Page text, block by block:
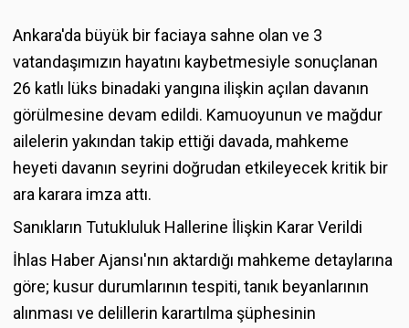
Ankara'da büyük bir faciaya sahne olan ve 3
vatandaşımızın hayatını kaybetmesiyle sonuçlanan
26 katlı lüks binadaki yangına ilişkin açılan davanın
görülmesine devam edildi. Kamuoyunun ve mağdur
ailelerin yakından takip ettiği davada, mahkeme
heyeti davanın seyrini doğrudan etkileyecek kritik bir
ara karara imza attı.
Sanıkların Tutukluluk Hallerine İlişkin Karar Verildi
İhlas Haber Ajansı'nın aktardığı mahkeme detaylarına
göre; kusur durumlarının tespiti, tanık beyanlarının
alınması ve delillerin karartılma şüphesinin